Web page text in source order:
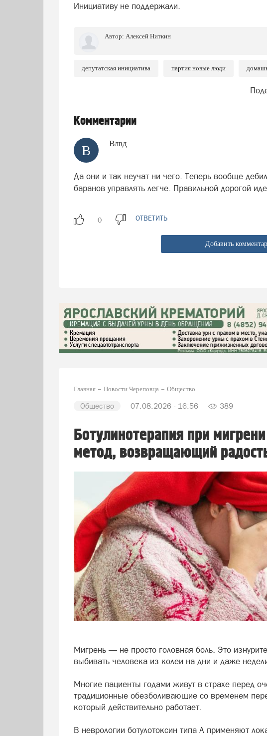
Инициативу не поддержали.
Автор: Алексей Ниткин
депутатская инициатива партия новые люди
Комментарии
В Влвд
Да они и так неучат ни чего. Теперь вообще
баранов управлять легче. Правильной дорогой
ОТВЕТИТЬ
Добавить
Главная Новости Череповца Общество
Общество 07.08.2026 - 16:56 389
Ботулинотерапия при
метод, возвращающий
Мигрень — не просто головная боль. Это
выбивать человека из колеи на дни и даже
Многие пациенты годами живут в страхе перед
традиционные обезболивающие со временем
который действительно работает.
В неврологии ботулотоксин типа А применяют